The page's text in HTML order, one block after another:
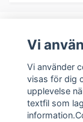
Kundservice
Vi
Vi använder
visas för dig
upplevelse
textfil som